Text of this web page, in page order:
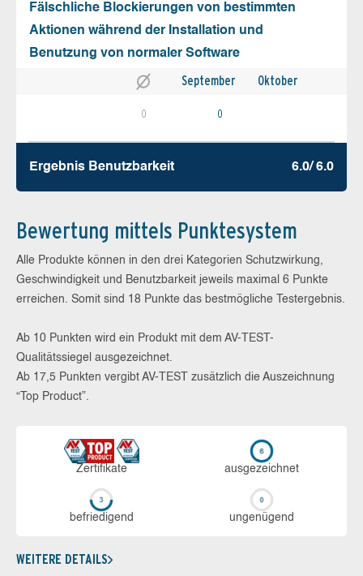
Fälschliche Blockierungen von bestimmten
Aktionen während der Installation und
Benutzung von normaler Software
September Oktober
0 0
Ergebnis Benutz­barkeit 6.0/ 6.0
Bewertung mittels Punktesystem
Alle Produkte können in den drei Kategorien Schutzwirkung,
Geschwindigkeit und Benutzbarkeit jeweils maximal 6 Punkte
erreichen. Somit sind 18 Punkte das bestmögliche Testergebnis.
Ab 10 Punkten wird ein Produkt mit dem AV-TEST-
Qualitätssiegel ausgezeichnet.
Ab 17,5 Punkten vergibt AV-TEST zusätzlich die Auszeichnung
“Top Product”.
Zerti­fikate aus­ge­zeich­net
be­frie­di­gend un­ge­nü­gend
WEITERE DETAILS